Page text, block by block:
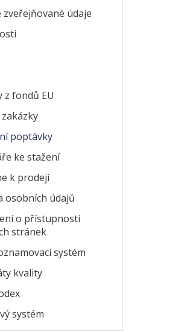
zveřejňované údaje
z fondů EU
poptávky
ke stažení
k prodeji
osobních údajů
o přístupnosti
stránek
systém
kvality
systém